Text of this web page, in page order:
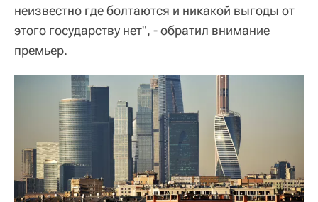
неизвестно где болтаются и никакой выгоды от
этого государству нет", - обратил внимание
премьер.